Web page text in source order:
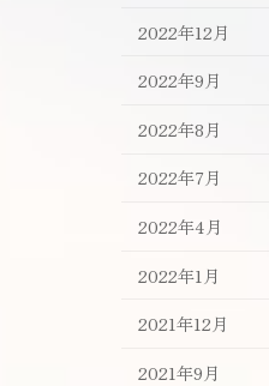
2022年12月
2022年9月
2022年8月
2022年7月
2022年4月
2022年1月
2021年12月
2021年9月